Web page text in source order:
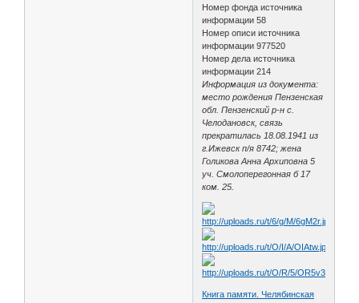
Номер фонда источника
информации 58
Номер описи источника
информации 977520
Номер дела источника
информации 214
Информация из документа:
место рождения Пензенская
обл. Пензенский р-н с.
Челодановск, связь
прекратилась 18.08.1941 из
г.Ижевск п/я 8742; жена
Голикова Анна Архиповна 5
уч. Смолоперегонная б 17
ком. 25.
Книга памяти. Челябинская